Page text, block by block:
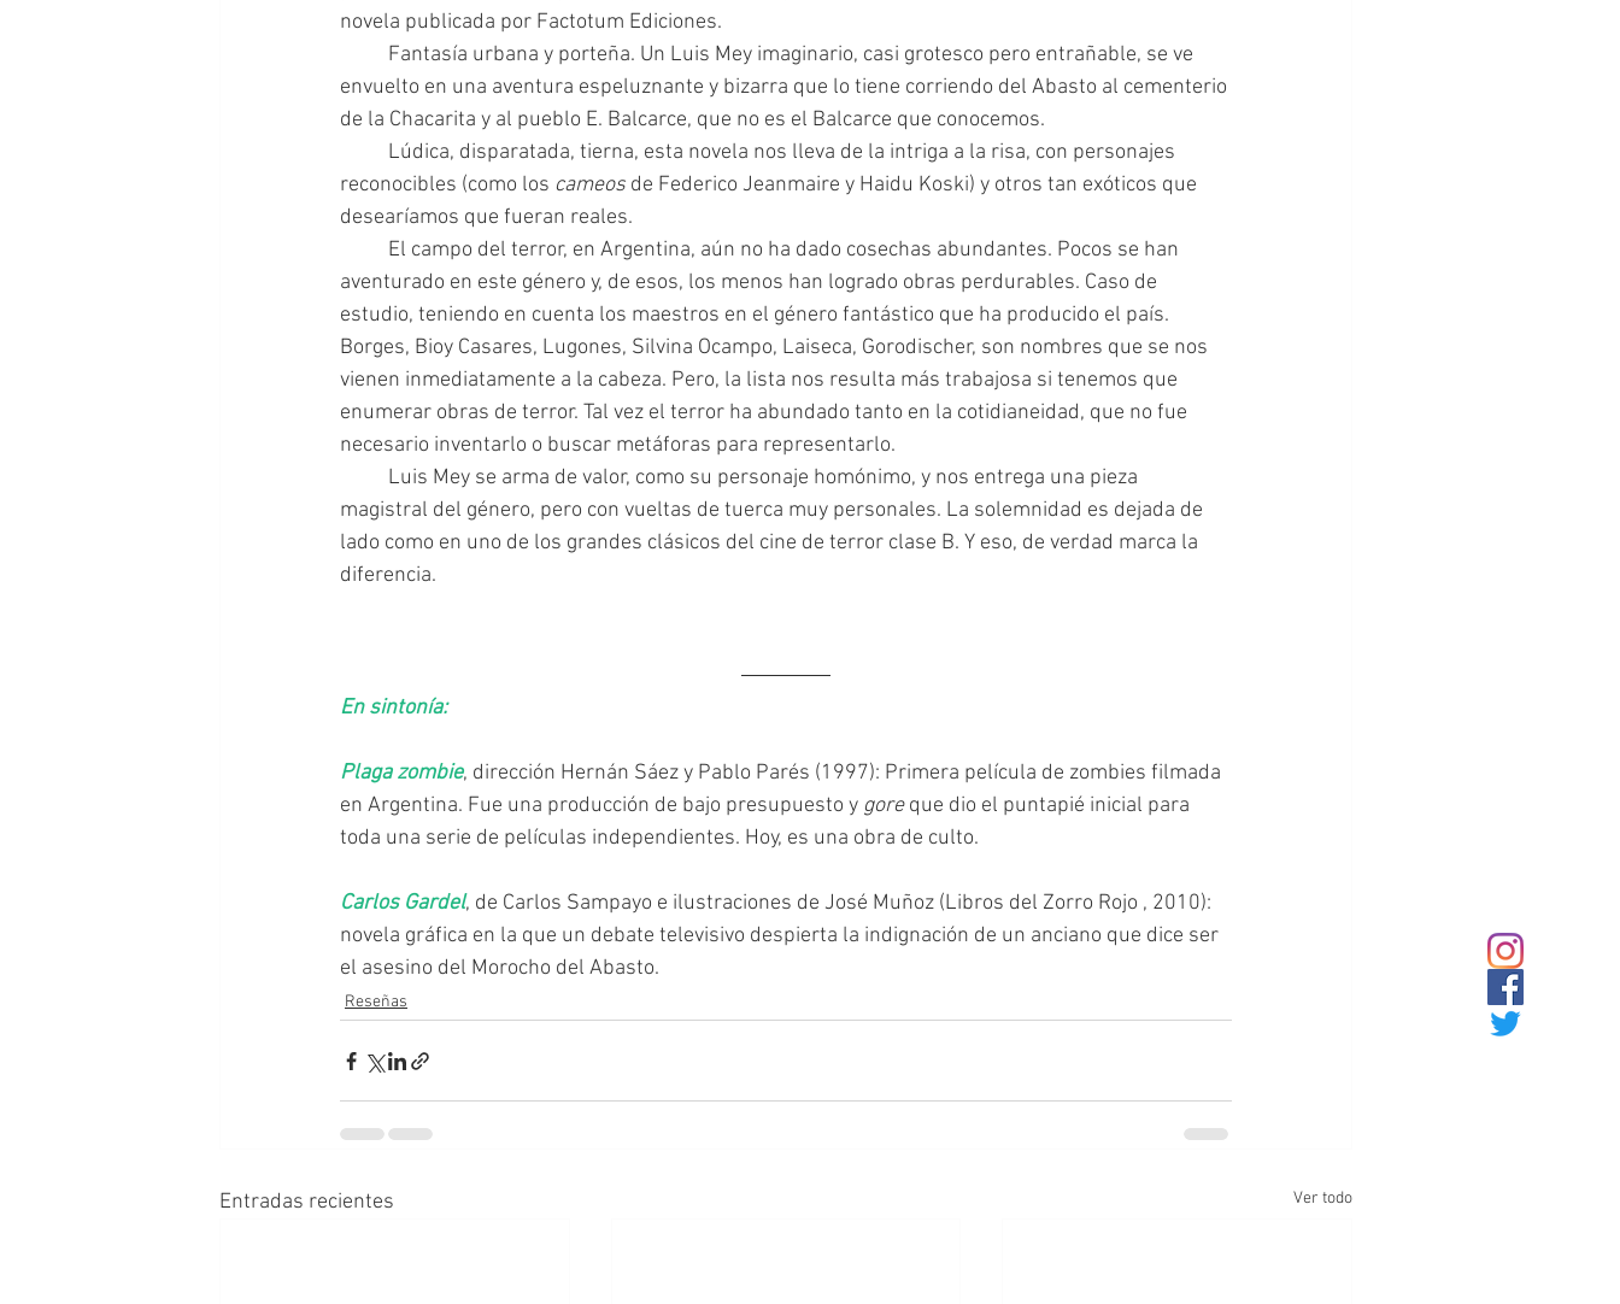
novela publicada por Factotum Ediciones.
envuelto en una aventura espeluznante y bizarra que lo tiene corriendo del Abasto al cementerio
de la Chacarita y al pueblo E. Balcarce, que no es el Balcarce que conocemos.
reconocibles (como los cameos de Federico Jeanmaire y Haidu Koski) y otros tan exóticos que
desearíamos que fueran reales.
aventurado en este género y, de esos, los menos han logrado obras perdurables. Caso de
estudio, teniendo en cuenta los maestros en el género fantástico que ha producido el país.
Borges, Bioy Casares, Lugones, Silvina Ocampo, Laiseca, Gorodischer, son nombres que se nos
vienen inmediatamente a la cabeza. Pero, la lista nos resulta más trabajosa si tenemos que
enumerar obras de terror. Tal vez el terror ha abundado tanto en la cotidianeidad, que no fue
necesario inventarlo o buscar metáforas para representarlo.
magistral del género, pero con vueltas de tuerca muy personales. La solemnidad es dejada de
lado como en uno de los grandes clásicos del cine de terror clase B. Y eso, de verdad marca la
diferencia.
En sintonía:
Plaga zombie, dirección Hernán Sáez y Pablo Parés (1997): Primera película de zombies filmada
en Argentina. Fue una producción de bajo presupuesto y gore que dio el puntapié inicial para
toda una serie de películas independientes. Hoy, es una obra de culto.
Carlos Gardel, de Carlos Sampayo e ilustraciones de José Muñoz (Libros del Zorro Rojo , 2010):
novela gráfica en la que un debate televisivo despierta la indignación de un anciano que dice ser
el asesino del Morocho del Abasto.
Reseñas
Entradas recientes Ver todo